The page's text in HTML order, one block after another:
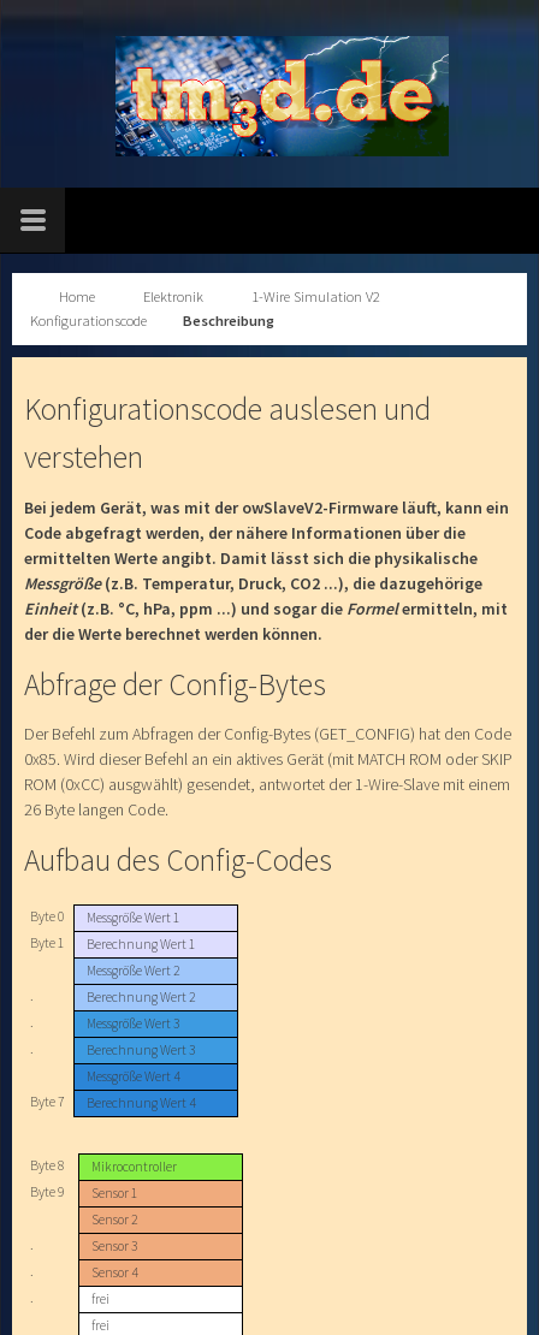
Home Elektronik
1-Wire Simulation V2
Konfigurationscode
Beschreibung
Konfigurationscode auslesen und
verstehen
Bei jedem Gerät, was mit der owSlaveV2-Firmware läuft, kann ein
Code abgefragt werden, der nähere Informationen über die
ermittelten Werte angibt. Damit lässt sich die physikalische
Messgröße(z.B. Temperatur, Druck, CO2 ...), die dazugehörige
Einheit(z.B. °C, hPa, ppm ...) und sogar die Formelermitteln, mit
der die Werte berechnet werden können.
Abfrage der Config-Bytes
Der Befehl zum Abfragen der Config-Bytes (GET_CONFIG) hat den Code
0x85. Wird dieser Befehl an ein aktives Gerät (mit MATCH ROM oder SKIP
ROM (0xCC) ausgwählt) gesendet, antwortet der 1-Wire-Slave mit einem
26 Byte langen Code.
Aufbau des Config-Codes
Byte 0
Messgröße Wert 1
Byte 1
Berechnung Wert 1
Messgröße Wert 2
Berechnung Wert 2
Messgröße Wert 3
Berechnung Wert 3
Messgröße Wert 4
Byte 7
Berechnung Wert 4
Byte 8
Mikrocontroller
Byte 9
Sensor 1
Sensor 2
Sensor 3
Sensor 4
frei
frei